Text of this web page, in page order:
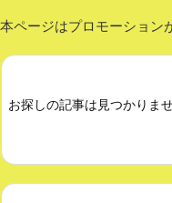
本ページはプロモーション
お探しの記事は見つかりま